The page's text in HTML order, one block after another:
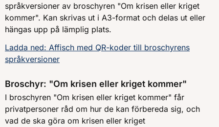
språkversioner av broschyren "Om krisen eller kriget
kommer". Kan skrivas ut i A3-format och delas ut eller
hängas upp på lämplig plats.
Ladda ned: Affisch med QR-koder till broschyrens
språkversioner
Broschyr: "Om krisen eller kriget kommer"
I broschyren "Om krisen eller kriget kommer" får
privatpersoner råd om hur de kan förbereda sig, och
vad de ska göra om krisen eller kriget